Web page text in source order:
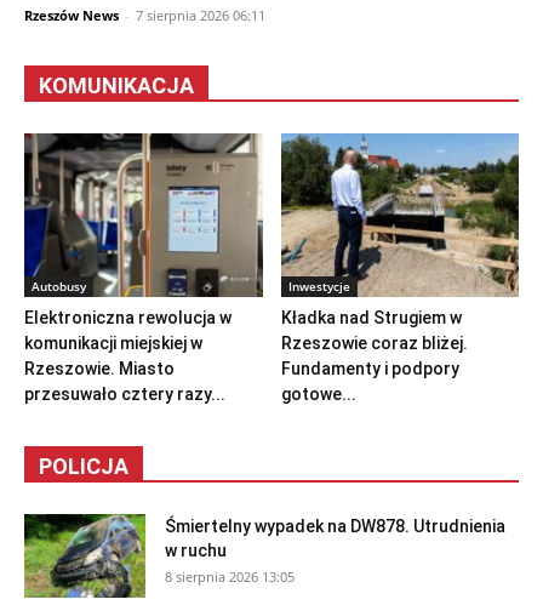
Rzeszów News - 7 sierpnia 2026 06:11
KOMUNIKACJA
Autobusy
Elektroniczna rewolucja w
komunikacji miejskiej w
Rzeszowie. Miasto
przesuwało cztery razy...
Inwestycje
Kładka nad Strugiem w
Rzeszowie coraz bliżej.
Fundamenty i podpory
gotowe...
POLICJA
Śmiertelny wypadek na DW878. Utrudnienia
w ruchu
8 sierpnia 2026 13:05